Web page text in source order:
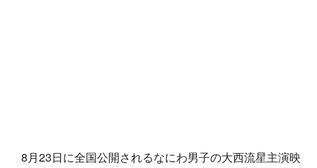
8月23日に全国公開されるなにわ男子の大西流星主演映